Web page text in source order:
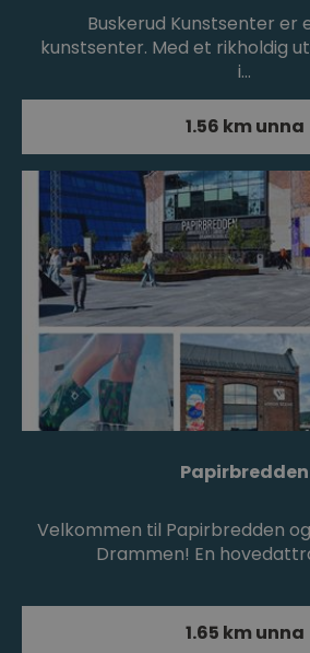
Buskerud Kunstsenter er
kunstsenter. Med et rikholdig
i…
1.56 km unna
Papirbredden
Velkommen til Papirbredden
Drammen! En
1.65 km unna